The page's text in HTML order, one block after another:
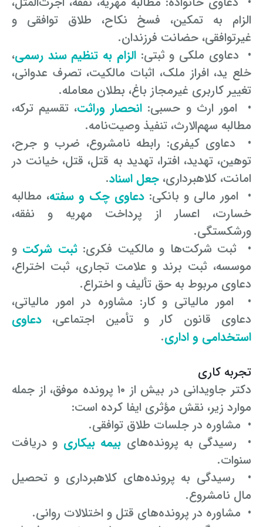
الزام به تمکین، فسخ نکاح، طلاق توافقی و
غیرتوافقی، حضانت فرزندان.
• دعاوی ملکی و ثبتی: الزام به تنظیم سند رسمی،
خلع ید، افراز ملک، اثبات مالکیت، تصرف عدوانی،
تغییر کاربری غیرمجاز باغ، بطلان معامله.
• امور ارث و حسبی: انحصار وراثت، تقسیم ترکه،
مطالبه سهم‌الارث، تنفیذ وصیت‌نامه.
• دعاوی کیفری: رابطه نامشروع، ضرب و جرح،
توهین، تهدید، افترا، تهدید به قتل، قتل، خیانت در
امانت، کلاهبرداری، جعل اسناد.
• امور مالی و بانکی: دعاوی چک و سفته، مطالبه
خسارت، اعسار از پرداخت مهریه و نفقه،
ورشکستگی.
• ثبت شرکت‌ها و مالکیت فکری:ثبت شرکت و
موسسه، ثبت برند و علامت تجاری، ثبت اختراع،
دعاوی مربوط به حق تألیف و اختراع.
• امور مالیاتی و کار: مشاوره در امور مالیاتی،
دعاوی قانون کار و تأمین اجتماعی، دعاوی
استخدامی و اداری.
تجربه کاری
دکتر جاویدانی در بیش از ۱۰ پرونده موفق، از جمله
موارد زیر، نقش مؤثری ایفا کرده است:
• مشاوره در جلسات طلاق توافقی.
• رسیدگی به پرونده‌های بیمه بیکاری و دریافت
سنوات.
• رسیدگی به پرونده‌های کلاهبرداری و تحصیل
مال نامشروع.
• مشاوره در پرونده‌های قتل و اختلالات روانی.